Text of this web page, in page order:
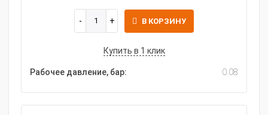
В КОРЗИНУ
Купить в 1 клик
Рабочее давление, бар: 0.08